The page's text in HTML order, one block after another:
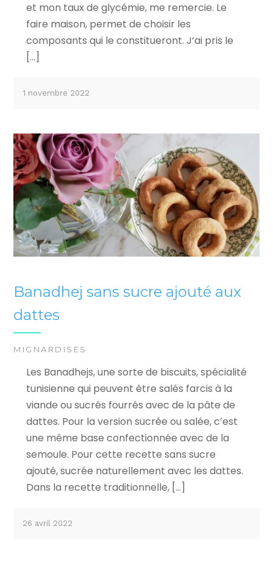
et mon taux de glycémie, me remercie. Le
faire maison, permet de choisir les
composants qui le constitueront. J’ai pris le
[…]
1 novembre 2022
Banadhej sans sucre ajouté aux
dattes
MIGNARDISES
Les Banadhejs, une sorte de biscuits, spécialité
tunisienne qui peuvent être salés farcis à la
viande ou sucrés fourrés avec de la pâte de
dattes. Pour la version sucrée ou salée, c’est
une même base confectionnée avec de la
semoule. Pour cette recette sans sucre
ajouté, sucrée naturellement avec les dattes.
Dans la recette traditionnelle, […]
26 avril 2022